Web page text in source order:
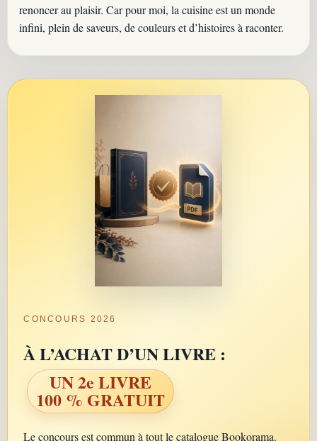
renoncer au plaisir. Car pour moi, la cuisine est un monde
infini, plein de saveurs, de couleurs et d’histoires à raconter.
CONCOURS 2026
À L’ACHAT D’UN LIVRE :
UN 2e LIVRE
100 % GRATUIT
Le concours est commun à tout le catalogue Bookorama.